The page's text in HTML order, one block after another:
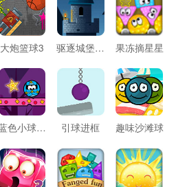
大炮篮球3 驱逐城堡入侵者 果冻摘星星
蓝色小球入袋 引球进框 趣味沙滩球